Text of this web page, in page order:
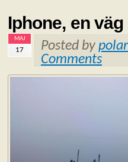
Iphone, en
MAJ
17 Posted by
Comments